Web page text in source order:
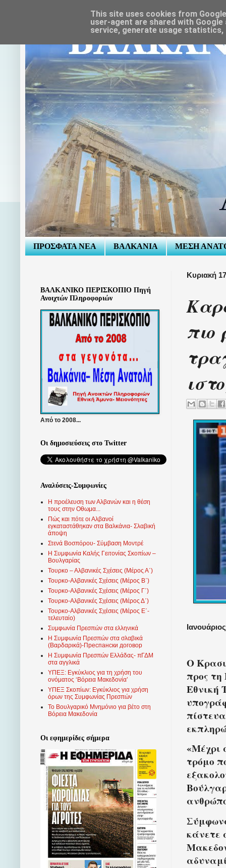
ΠΡΟΣΦΑΤΑ ΝΕΑ ΒΑΛΚΑΝΙΑ ΜΕΣΗ
Κυριακή
πιο
Ο
προς
Εθνική
«Μέχρι
τρόμο
κάνετε
ΒΑΛΚΑΝΙΚΟ ΠΕΡΙΣΚΟΠΙΟ Πηγή
Ανοιχτών Πληροφοριών
Από το 2008...
Οι δημοσιεύσεις στο Twitter
Αναλύσεις-Συμφωνίες
Η προέλευση των Αλβανών και η θέση
τους στην Οθωμα...
Πώς και πότε οι Αλβανοί
εγκαταστάθηκαν στα Βαλκάνια- Σλαβική
άποψη
Στενά Βοσπόρου- Σύμβαση Μοντρέ
Η Συμφωνία Καλής Γειτονίας Σκοπίων –
Βουλγαρίας
Τουρκο – Αλβανικές Σχέσεις (Mέρος Α΄)
Τουρκο-Αλβανικές Σχέσεις (Μέρος Β΄)
Τουρκο-Αλβανικές Σχέσεις (Μέρος Γ΄)
Τουρκο-Αλβανικές Σχέσεις (Μέρος Δ΄)
Τουρκο-Αλβανικές Σχέσεις (Μέρος Ε΄-
τελευταίο)
Συμφωνία Πρεσπών στα ελληνικά
Η Συμφωνία Πρεσπών στα σλαβικά
(Βαρδαρικά)-Преспански договор
Η Συμφωνία Πρεσπών Ελλάδας- πΓΔΜ
στα αγγλικά
ΥΠΕΞ: Εγκύκλιος για τη χρήση του
ονόματος ‘Βόρεια Μακεδονία’
ΥΠΕΞ Σκοπίων: Εγκύκλιος για χρήση
όρων της Συμφωνίας Πρεσπών
Το Βουλγαρικό Μνημόνιο για βέτο στη
Βόρεια Μακεδονία
Οι εφημερίδες σήμερα
This site uses cookies from
user-agent are shared with
service, generate usage statistics,